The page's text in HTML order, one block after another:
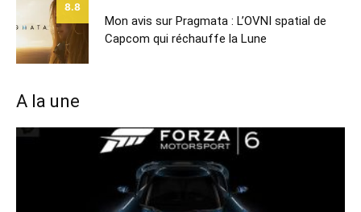
8.8
Mon avis sur Pragmata : L’OVNI spatial de
Capcom qui réchauffe la Lune
A la une